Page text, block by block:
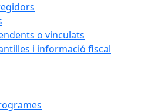
o vinculats
i informació fiscal